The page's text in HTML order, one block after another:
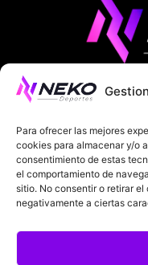
Para ofrecer las mejores
cookies para almacenar y/o
consentimiento de estas
el comportamiento de
sitio. No consentir o retirar
negativamente a ciertas
ÚLTIMAS NOTICIAS
LA LIGA